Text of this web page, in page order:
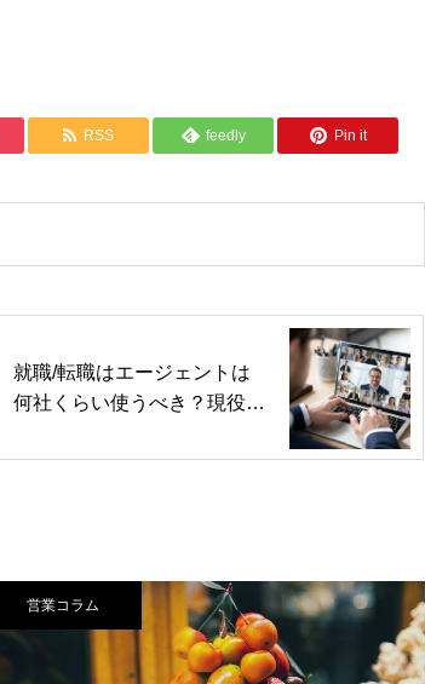
RSS feedly Pin it
就職/転職はエージェントは
何社くらい使うべき？現役キ
材紹介会社の上手な利用方法
営業コラム